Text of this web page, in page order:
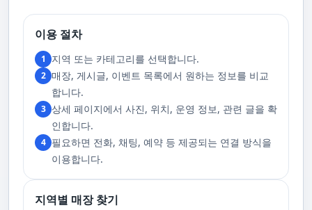
서비스를 경험하실 수 있습니다. 마지막으로 부산 일본인 홈케어 서비스를
이용하시기 전에, 아래 주의사항을 상세히 확인하시고 예약을 진행해 주시
기 바랍니다. 부경샵 서비스에 대한 높은 수요를 감안하여, 이용 요건을 간
소화하여 필수적인 사항으로 명시했습니다. 이 가이드라인을 따르시면, 서
비스 이용 중 문제가 발생하지 않을 것입니다. 특히, 과도한 알코올 섭취로
인해 만취 상태에서는 서비스 이용에 제한을 두고 있음을 명확히 합니다. 이
러한 상태에서는 다음 기회에 이용해 주시길 부탁드립니다. 서비스 도착 시
원활한 의사소통이 이루어질 수 있도록, 저희와의 연락이 반드시 가능해야
합니다. 이에 공중전화 사용이나 발신 번호 표시 제한으로의 통화는 받지 않
고 있습니다. 또한, 자주 발생하는 예약 취소나 무단으로 예약을 취소할 경
우, 향후 서비스 예약에 제약이 생길 수 있음을 알려드립니다. 시간을 효율적
으로 사용하며, 합리적인 가격으로 부경샵만의 특별한 경험을 하실 수 있습
춤형 서비스를 즐길 수 있습니다.출장마사지는 부경샵 ↓↓↓ 클릭
https://bkshop.kr/더욱 새로워진 출장마사지 뉴부경샵↓↓↓ 클릭
https://newbkshop.com/출장마사지 부경샵앱 다운로드↓↓↓ 클릭
https://play.google.com/store/apps/details?
이용 절차
1 지역 또는 카테고리를 선택합니다.
2 매장, 게시글, 이벤트 목록에서 원하는 정보를 비교
합니다.
3 상세 페이지에서 사진, 위치, 운영 정보, 관련 글을 확
인합니다.
4 필요하면 전화, 채팅, 예약 등 제공되는 연결 방식을
이용합니다.
지역별 매장 찾기